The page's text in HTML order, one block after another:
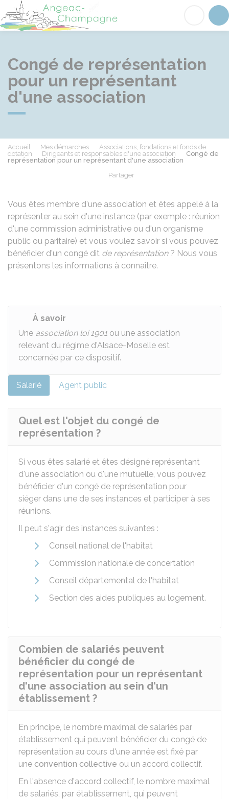
Angeac-Champagne
Congé de représentation
pour un représentant
d'une association
Accueil Mes démarches
Associations, fondations et fonds de
dotation
Dirigeants et responsables d'une association
Congé de
représentation pour un représentant d'une association
Partager
Vous êtes membre d'une association et êtes appelé à la
représenter au sein d'une instance (par exemple : réunion
d'une commission administrative ou d'un organisme
public ou paritaire) et vous voulez savoir si vous pouvez
bénéficier d'un congé dit de représentation? Nous vous
présentons les informations à connaître.
À savoir
Une association loi 1901 ou une association
relevant du régime d'Alsace-Moselle est
concernée par ce dispositif.
Salarié Agent public
Quel est l'objet du congé de
représentation ?
Si vous êtes salarié et êtes désigné représentant
d'une association ou d'une mutuelle, vous pouvez
bénéficier d'un congé de représentation pour
siéger dans une de ses instances et participer à ses
réunions.
Il peut s'agir des instances suivantes :
Conseil national de l'habitat
Commission nationale de concertation
Conseil départemental de l'habitat
Section des aides publiques au logement.
Combien de salariés peuvent
bénéficier du congé de
représentation pour un représentant
d'une association au sein d'un
établissement ?
En principe, le nombre maximal de salariés par
établissement qui peuvent bénéficier du congé de
représentation au cours d'une année est fixé par
une convention collective ou un accord collectif.
En l'absence d'accord collectif, le nombre maximal
de salariés, par établissement, qui peuvent